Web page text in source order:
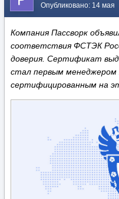
Опубликовано: 14 мая
Компания Пассворк
соответствия ФСТЭК
доверия. Сертификат
стал первым менеджером
сертифицированным на